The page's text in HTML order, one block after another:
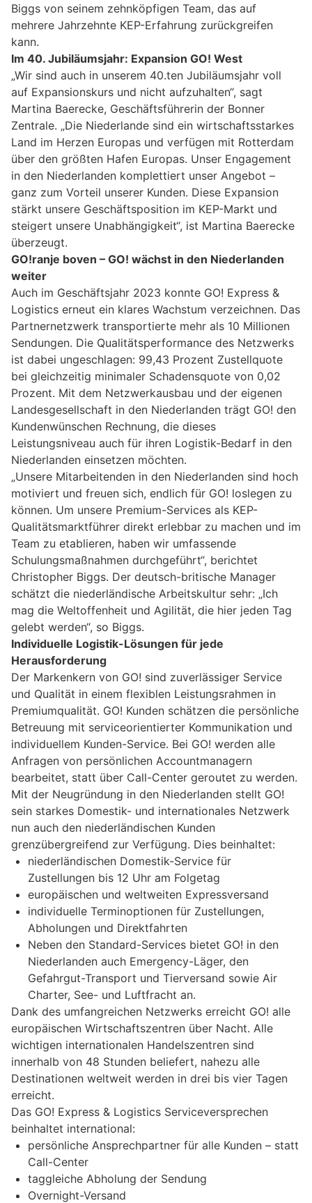
Biggs von seinem zehnköpfigen Team, das auf
mehrere Jahrzehnte KEP-Erfahrung zurückgreifen
kann.
Im 40. Jubiläumsjahr: Expansion GO! West
„Wir sind auch in unserem 40.ten Jubiläumsjahr voll
auf Expansionskurs und nicht aufzuhalten“, sagt
Martina Baerecke, Geschäftsführerin der Bonner
Zentrale. „Die Niederlande sind ein wirtschaftsstarkes
Land im Herzen Europas und verfügen mit Rotterdam
über den größten Hafen Europas. Unser Engagement
in den Niederlanden komplettiert unser Angebot –
ganz zum Vorteil unserer Kunden. Diese Expansion
stärkt unsere Geschäftsposition im KEP-Markt und
steigert unsere Unabhängigkeit“, ist Martina Baerecke
überzeugt.
GO!ranje boven – GO! wächst in den Niederlanden
weiter
Auch im Geschäftsjahr 2023 konnte GO! Express &
Logistics erneut ein klares Wachstum verzeichnen. Das
Partnernetzwerk transportierte mehr als 10 Millionen
Sendungen. Die Qualitätsperformance des Netzwerks
ist dabei ungeschlagen: 99,43 Prozent Zustellquote
bei gleichzeitig minimaler Schadensquote von 0,02
Prozent. Mit dem Netzwerkausbau und der eigenen
Landesgesellschaft in den Niederlanden trägt GO! den
Kundenwünschen Rechnung, die dieses
Leistungsniveau auch für ihren Logistik-Bedarf in den
Niederlanden einsetzen möchten.
„Unsere Mitarbeitenden in den Niederlanden sind hoch
motiviert und freuen sich, endlich für GO! loslegen zu
können. Um unsere Premium-Services als KEP-
Qualitätsmarktführer direkt erlebbar zu machen und im
Team zu etablieren, haben wir umfassende
Schulungsmaßnahmen durchgeführt“, berichtet
Christopher Biggs. Der deutsch-britische Manager
schätzt die niederländische Arbeitskultur sehr: „Ich
mag die Weltoffenheit und Agilität, die hier jeden Tag
gelebt werden“, so Biggs.
Individuelle Logistik-Lösungen für jede
Herausforderung
Der Markenkern von GO! sind zuverlässiger Service
und Qualität in einem flexiblen Leistungsrahmen in
Premiumqualität. GO! Kunden schätzen die persönliche
Betreuung mit serviceorientierter Kommunikation und
individuellem Kunden-Service. Bei GO! werden alle
Anfragen von persönlichen Accountmanagern
bearbeitet, statt über Call-Center geroutet zu werden.
Mit der Neugründung in den Niederlanden stellt GO!
sein starkes Domestik- und internationales Netzwerk
nun auch den niederländischen Kunden
grenzübergreifend zur Verfügung. Dies beinhaltet:
niederländischen Domestik-Service für
Zustellungen bis 12 Uhr am Folgetag
europäischen und weltweiten Expressversand
individuelle Terminoptionen für Zustellungen,
Abholungen und Direktfahrten
Neben den Standard-Services bietet GO! in den
Niederlanden auch Emergency-Läger, den
Gefahrgut-Transport und Tierversand sowie Air
Charter, See- und Luftfracht an.
Dank des umfangreichen Netzwerks erreicht GO! alle
europäischen Wirtschaftszentren über Nacht. Alle
wichtigen internationalen Handelszentren sind
innerhalb von 48 Stunden beliefert, nahezu alle
Destinationen weltweit werden in drei bis vier Tagen
erreicht.
Das GO! Express & Logistics Serviceversprechen
beinhaltet international:
persönliche Ansprechpartner für alle Kunden – statt
Call-Center
taggleiche Abholung der Sendung
Overnight-Versand